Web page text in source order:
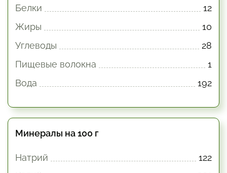
Белки
12
Жиры
10
Углеводы
28
Пищевые волокна
1
Вода
192
Минералы на 100 г
Натрий
122